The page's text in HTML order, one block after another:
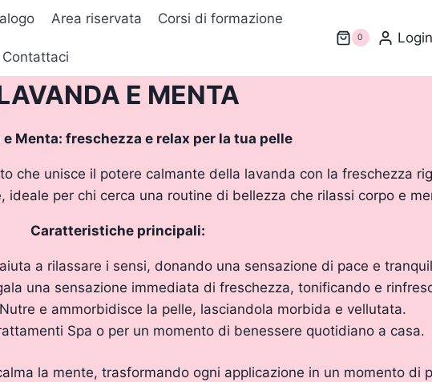
Area riservata Corsi di formazione
Contattaci
0 Login
E MENTA
e Menta: freschezza e relax per la tua pelle
che unisce il potere calmante della lavanda con la freschezza
ideale per chi cerca una routine di bellezza che rilassi corpo e
Caratteristiche principali:
a rilassare i sensi, donando una sensazione di pace e
una sensazione immediata di freschezza, tonificando e
e ammorbidisce la pelle, lasciandola morbida e vellutata.
Spa o per un momento di benessere quotidiano a casa.
la mente, trasformando ogni applicazione in un momento di